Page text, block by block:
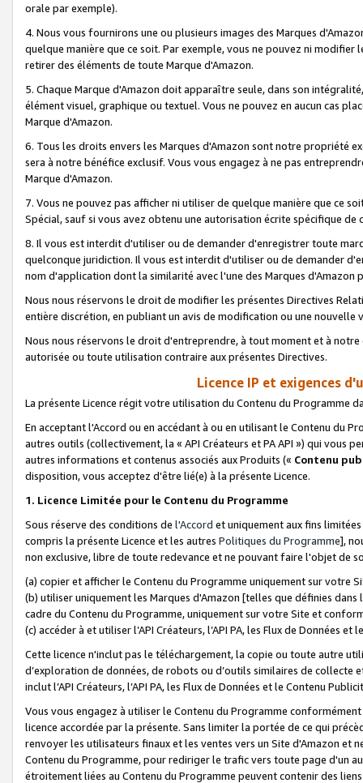
orale par exemple).
4. Nous vous fournirons une ou plusieurs images des Marques
quelque manière que ce soit. Par exemple, vous ne pouvez ni
retirer des éléments de toute Marque d'Amazon.
5. Chaque Marque d'Amazon doit apparaître seule, dans son
élément visuel, graphique ou textuel. Vous ne pouvez en aucun cas
Marque d'Amazon.
6. Tous les droits envers les Marques d'Amazon sont notre propriété
sera à notre bénéfice exclusif. Vous vous engagez à ne pas
Marque d'Amazon.
7. Vous ne pouvez pas afficher ni utiliser de quelque manière que ce
Spécial, sauf si vous avez obtenu une autorisation écrite spécifique de
8. Il vous est interdit d'utiliser ou de demander d'enregistrer toute
quelconque juridiction. Il vous est interdit d'utiliser ou de demander
nom d'application dont la similarité avec l'une des Marques
Nous nous réservons le droit de modifier les présentes Directives
entière discrétion, en publiant un avis de modification ou une nouvelle
Nous nous réservons le droit d'entreprendre, à tout moment et à
autorisée ou toute utilisation contraire aux présentes Directives.
Licence IP et exigences
La présente Licence régit votre utilisation du Contenu du Programme
En acceptant l'Accord ou en accédant à ou en utilisant le Contenu du
autres outils (collectivement, la « API Créateurs et PA API ») qui vous
autres informations et contenus associés aux Produits (« Contenu
disposition, vous acceptez d'être lié(e) à la présente Licence.
1. Licence Limitée pour le Contenu du Programme
Sous réserve des conditions de l'Accord et uniquement aux fins
compris la présente Licence et les autres Politiques du Programme],
non exclusive, libre de toute redevance et ne pouvant faire l'objet de
(a) copier et afficher le Contenu du Programme uniquement sur votre
(b) utiliser uniquement les Marques d'Amazon [telles que définies dans
cadre du Contenu du Programme, uniquement sur votre Site et
(c) accéder à et utiliser l’API Créateurs, l’API PA, les Flux de Données
Cette licence n'inclut pas le téléchargement, la copie ou toute autre
d’exploration de données, de robots ou d’outils similaires de
inclut l’API Créateurs, l’API PA, les Flux de Données et le Contenu
Vous vous engagez à utiliser le Contenu du Programme
licence accordée par la présente. Sans limiter la portée de ce qui
renvoyer les utilisateurs finaux et les ventes vers un Site d'Amazon et
Contenu du Programme, pour rediriger le trafic vers toute page d'un
étroitement liées au Contenu du Programme peuvent contenir des